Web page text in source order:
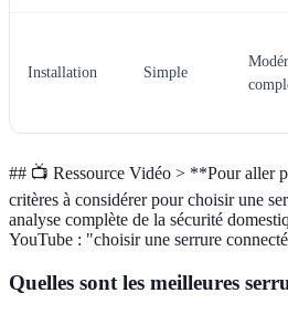
Installation Simple
## 📺 Ressource Vidéo > **Pour aller
critères à considérer pour choisir une
analyse complète de la sécurité
YouTube : "choisir une serrure
Quelles sont les meilleures